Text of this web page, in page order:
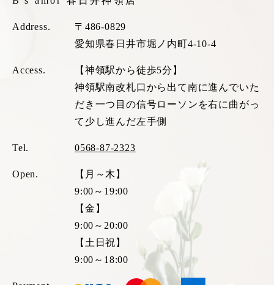
Address.
〒486-0829
愛知県春日井市堀ノ内町4-10-4
Access.
【神領駅から徒歩5分】
神領駅南改札口から出て南に進んでいた
だき一つ目の信号ローソンを右に曲がっ
て少し進んだ左手側
Tel. 0568-87-2323
Open.
【月～木】
9:00～19:00
【金】
9:00～20:00
【土日祝】
9:00～18:00